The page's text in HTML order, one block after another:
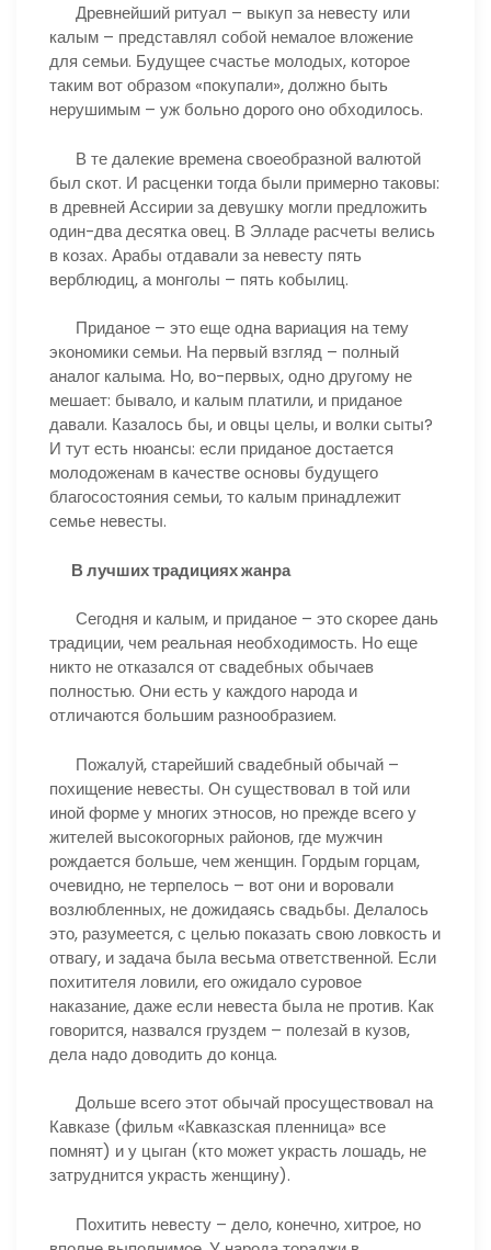
Древнейший ритуал – выкуп за невесту или
калым – представлял собой немалое вложение
для семьи. Будущее счастье молодых, которое
таким вот образом «покупали», должно быть
нерушимым – уж больно дорого оно обходилось.
В те далекие времена своеобразной валютой
был скот. И расценки тогда были примерно таковы:
в древней Ассирии за девушку могли предложить
один-два десятка овец. В Элладе расчеты велись
в козах. Арабы отдавали за невесту пять
верблюдиц, а монголы – пять кобылиц.
Приданое – это еще одна вариация на тему
экономики семьи. На первый взгляд – полный
аналог калыма. Но, во-первых, одно другому не
мешает: бывало, и калым платили, и приданое
давали. Казалось бы, и овцы целы, и волки сыты?
И тут есть нюансы: если приданое достается
молодоженам в качестве основы будущего
благосостояния семьи, то калым принадлежит
семье невесты.
В лучших традициях жанра
Сегодня и калым, и приданое – это скорее дань
традиции, чем реальная необходимость. Но еще
никто не отказался от свадебных обычаев
полностью. Они есть у каждого народа и
отличаются большим разнообразием.
Пожалуй, старейший свадебный обычай –
похищение невесты. Он существовал в той или
иной форме у многих этносов, но прежде всего у
жителей высокогорных районов, где мужчин
рождается больше, чем женщин. Гордым горцам,
очевидно, не терпелось – вот они и воровали
возлюбленных, не дожидаясь свадьбы. Делалось
это, разумеется, с целью показать свою ловкость и
отвагу, и задача была весьма ответственной. Если
похитителя ловили, его ожидало суровое
наказание, даже если невеста была не против. Как
говорится, назвался груздем – полезай в кузов,
дела надо доводить до конца.
Дольше всего этот обычай просуществовал на
Кавказе (фильм «Кавказская пленница» все
помнят) и у цыган (кто может украсть лошадь, не
затруднится украсть женщину).
Похитить невесту – дело, конечно, хитрое, но